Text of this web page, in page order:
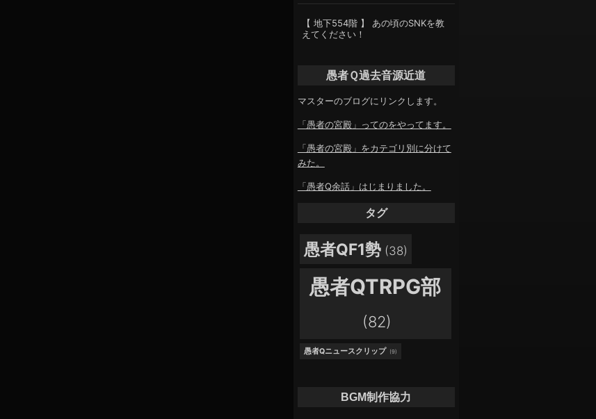
【 地下554階 】 あの頃のSNKを教
えてください！
愚者Ｑ過去音源近道
マスターのブログにリンクします。
「愚者の宮殿」ってのをやってます。
「愚者の宮殿」をカテゴリ別に分けて
みた。
「愚者Q余話」はじまりました。
タグ
愚者QF1勢 (38)
愚者QTRPG部
(82)
愚者Qニュースクリップ (9)
BGM制作協力